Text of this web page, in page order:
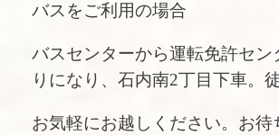
バスをご利用の場合
バスセンターから運転免許セン
りになり、石内南2丁目下車。徒
お気軽にお越しください。お待